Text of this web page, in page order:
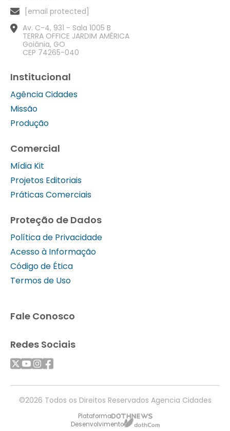
[email protected]
Av. C-4, 931 - Sala 1005 B
TERRA OFFICE JARDIM AMÉRICA
Goiânia, GO
CEP 74265-040
Institucional
Agência Cidades
Missão
Produção
Comercial
Mídia Kit
Projetos Editoriais
Práticas Comerciais
Proteção de Dados
Política de Privacidade
Acesso à Informação
Código de Ética
Termos de Uso
Fale Conosco
Redes Sociais
©2026 Todos os Direitos Reservados Agencia Cidades
Plataforma
Desenvolvimento